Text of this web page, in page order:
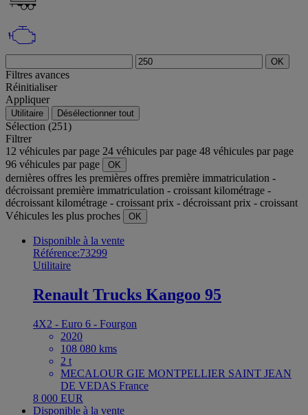
OK
Filtres avances
Réinitialiser
Appliquer
Utilitaire Désélectionner tout
Sélection (251)
Filtrer
12 véhicules par page 24 véhicules par page 48 véhicules par page
96 véhicules par page
OK
dernières offres les premières offres première immatriculation -
décroissant première immatriculation - croissant kilométrage -
décroissant kilométrage - croissant prix - décroissant prix - croissant
Véhicules les plus proches
OK
Disponible à la vente
Référence:73299
Utilitaire
Renault Trucks Kangoo 95
4X2 - Euro 6 - Fourgon
2020
108 080 kms
2 t
MECALOUR GIE MONTPELLIER SAINT JEAN
DE VEDAS France
8 000 EUR
Disponible à la vente